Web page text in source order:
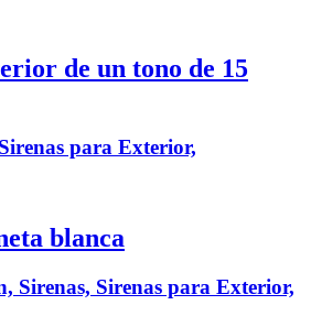
de un tono de 15
para Exterior,
blanca
Sirenas, Sirenas para Exterior,